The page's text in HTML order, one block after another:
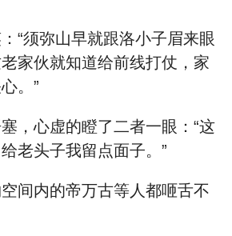
“须弥山早就跟洛小子眉来眼
家伙就知道给前线打仗，家
。”
，心虚的瞪了二者一眼：“这
老头子我留点面子。”
间内的帝万古等人都咂舌不